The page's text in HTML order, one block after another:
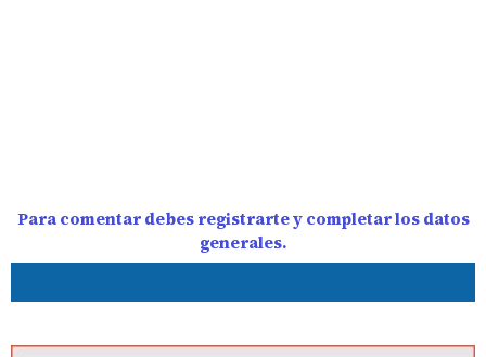
Para comentar debes registrarte y completar los datos
generales.